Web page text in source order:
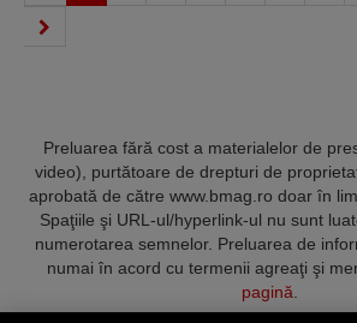
Preluarea fără cost a materialelor de
video), purtătoare de drepturi de
aprobată de către www.bmag.ro doar în
Spaţiile şi URL-ul/hyperlink-ul nu sunt
numerotarea semnelor. Preluarea de
numai în acord cu termenii agreaţi şi
pagină.